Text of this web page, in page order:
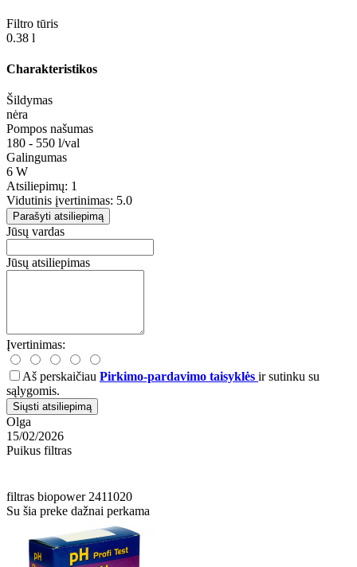
Filtro tūris
0.38 l
Charakteristikos
Šildymas
nėra
Pompos našumas
180 - 550 l/val
Galingumas
6 W
Atsiliepimų: 1
Vidutinis įvertinimas: 5.0
Parašyti atsiliepimą
Jūsų vardas
Jūsų atsiliepimas
Įvertinimas:
Aš perskaičiau Pirkimo-pardavimo taisyklės ir sutinku su
sąlygomis.
Siųsti atsiliepimą
Olga
15/02/2026
Puikus filtras
filtras biopower 2411020
Su šia preke dažnai perkama